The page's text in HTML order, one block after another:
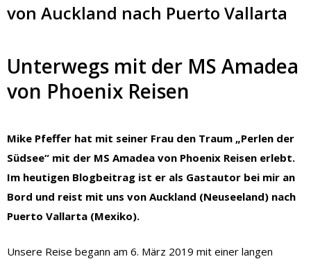
von Auckland nach Puerto Vallarta
Unterwegs mit der MS Amadea
von Phoenix Reisen
Mike Pfeffer hat mit seiner Frau den Traum „Perlen der
Südsee“ mit der MS Amadea von Phoenix Reisen erlebt.
Im heutigen Blogbeitrag ist er als Gastautor bei mir an
Bord und reist mit uns von Auckland (Neuseeland) nach
Puerto Vallarta (Mexiko).
Unsere Reise begann am 6. März 2019 mit einer langen